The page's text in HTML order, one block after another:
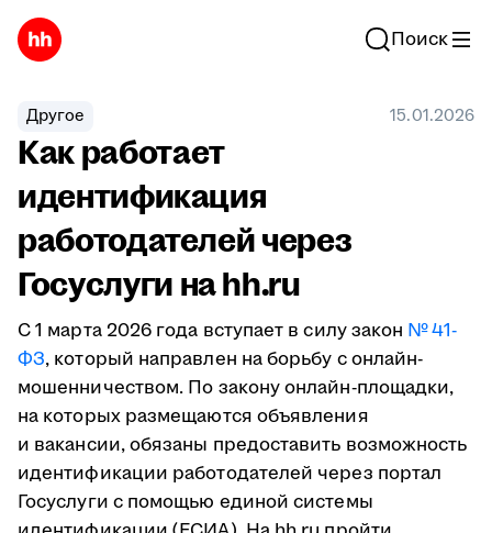
Поиск
Другое 15.01.2026
Как работает
идентификация
работодателей через
Госуслуги на hh.ru
С 1 марта 2026 года вступает в силу закон № 41-
ФЗ, который направлен на борьбу с онлайн-
мошенничеством. По закону онлайн-площадки,
на которых размещаются объявления
и вакансии, обязаны предоставить возможность
идентификации работодателей через портал
Госуслуги с помощью единой системы